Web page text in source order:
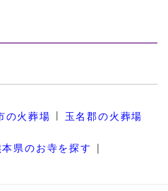
の火葬場 玉名郡の火葬場
本県のお寺を探す